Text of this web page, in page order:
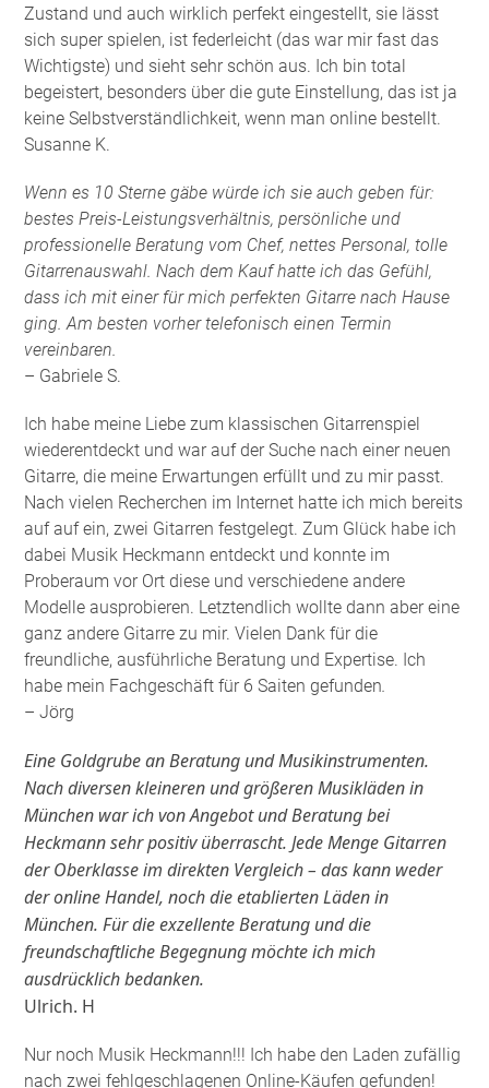
Zustand und auch wirklich perfekt eingestellt, sie lässt
sich super spielen, ist federleicht (das war mir fast das
Wichtigste) und sieht sehr schön aus. Ich bin total
begeistert, besonders über die gute Einstellung, das ist ja
keine Selbstverständlichkeit, wenn man online bestellt.
Susanne K.
Wenn es 10 Sterne gäbe würde ich sie auch geben für:
bestes Preis-Leistungsverhältnis, persönliche und
professionelle Beratung vom Chef, nettes Personal, tolle
Gitarrenauswahl. Nach dem Kauf hatte ich das Gefühl,
dass ich mit einer für mich perfekten Gitarre nach Hause
ging. Am besten vorher telefonisch einen Termin
vereinbaren.
– Gabriele S.
Ich habe meine Liebe zum klassischen Gitarrenspiel
wiederentdeckt und war auf der Suche nach einer neuen
Gitarre, die meine Erwartungen erfüllt und zu mir passt.
Nach vielen Recherchen im Internet hatte ich mich bereits
auf auf ein, zwei Gitarren festgelegt. Zum Glück habe ich
dabei Musik Heckmann entdeckt und konnte im
Proberaum vor Ort diese und verschiedene andere
Modelle ausprobieren. Letztendlich wollte dann aber eine
ganz andere Gitarre zu mir. Vielen Dank für die
freundliche, ausführliche Beratung und Expertise. Ich
habe mein Fachgeschäft für 6 Saiten gefunden.
– Jörg
Eine Goldgrube an Beratung und Musikinstrumenten.
Nach diversen kleineren und größeren Musikläden in
München war ich von Angebot und Beratung bei
Heckmann sehr positiv überrascht. Jede Menge Gitarren
der Oberklasse im direkten Vergleich – das kann weder
der online Handel, noch die etablierten Läden in
München. Für die exzellente Beratung und die
freundschaftliche Begegnung möchte ich mich
ausdrücklich bedanken.
Ulrich. H
Nur noch Musik Heckmann!!! Ich habe den Laden zufällig
nach zwei fehlgeschlagenen Online-Käufen gefunden!